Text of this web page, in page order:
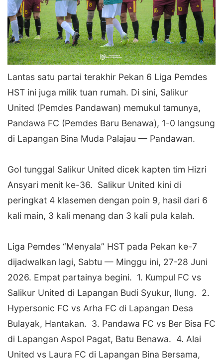
‎Lantas satu partai terakhir Pekan 6 Liga Pemdes
HST ini juga milik tuan rumah. Di sini, Salikur
United (Pemdes Pandawan) memukul tamunya,
Pandawa FC (Pemdes Baru Benawa), 1-0 langsung
di Lapangan Bina Muda Palajau — Pandawan.
‎Gol tunggal Salikur United dicek kapten tim Hizri
Ansyari menit ke-36. Salikur United kini di
peringkat 4 klasemen dengan poin 9, hasil dari 6
kali main, 3 kali menang dan 3 kali pula kalah.
‎Liga Pemdes “Menyala” HST pada Pekan ke-7
dijadwalkan lagi, Sabtu — Minggu ini, 27-28 Juni
2026. Empat partainya begini. 1. Kumpul FC vs
Salikur United di Lapangan Budi Syukur, Ilung. 2.
Hypersonic FC vs Arha FC di Lapangan Desa
Bulayak, Hantakan. 3. Pandawa FC vs Ber Bisa FC
di Lapangan Aspol Pagat, Batu Benawa. 4. Alai
United vs Laura FC di Lapangan Bina Bersama,